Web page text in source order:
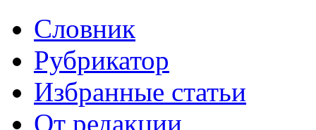
Словник
Рубрикатор
Избранные статьи
От редакции